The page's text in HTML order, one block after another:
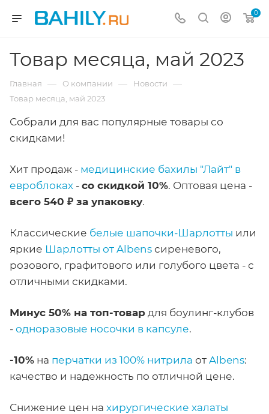
0
Товар месяца, май 2023
Главная — О компании — Новости —
Товар месяца, май 2023
Собрали для вас популярные товары со
скидками!
Хит продаж - медицинские бахилы "Лайт" в
евроблоках - со скидкой 10%. Оптовая цена -
всего 540 ₽ за упаковку.
Классические белые шапочки-Шарлотты или
яркие Шарлотты от Albens сиреневого,
розового, графитового или голубого цвета - с
отличными скидками.
Минус 50% на топ-товар для боулинг-клубов
- одноразовые носочки в капсуле.
-10% на перчатки из 100% нитрила от Albens:
качество и надежность по отличной цене.
Снижение цен на хирургические халаты